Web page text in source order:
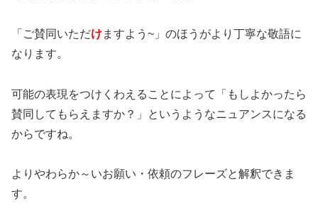
「ご賛同いただけますよう~」のほうがより丁寧な敬語に
なります。
可能の表現をつけくわえることによって「もしよかったら
賛同してもらえますか？」というようなニュアンスになる
からですね。
よりやわらか～いお願い・依頼のフレーズと解釈できま
す。